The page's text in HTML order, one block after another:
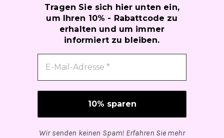
Tragen Sie sich hier unten ein,
um Ihren 10% - Rabattcode zu
erhalten und um immer
informiert zu bleiben.
Wir senden keinen Spam! Erfahren Sie mehr